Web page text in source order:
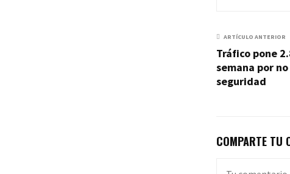
ARTÍCULO ANTERIOR
Tráfico pone
semana por
seguridad
COMPARTE TU